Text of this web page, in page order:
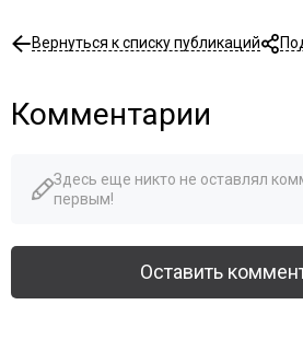
Вернуться к списку публикаций
Комментарии
Здесь еще никто не оставлял
первым!
Оставить